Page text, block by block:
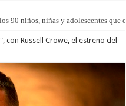
90 niños, niñas y adolescentes que
con Russell Crowe, el estreno del